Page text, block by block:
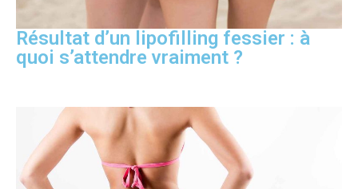
Résultat d’un lipofilling fessier : à
quoi s’attendre vraiment ?